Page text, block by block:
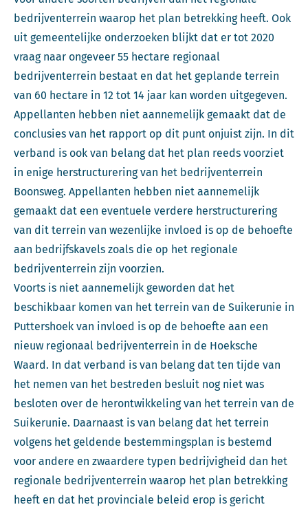
bedrijventerrein waarop het plan betrekking heeft. Ook
uit gemeentelijke onderzoeken blijkt dat er tot 2020
vraag naar ongeveer 55 hectare regionaal
bedrijventerrein bestaat en dat het geplande terrein
van 60 hectare in 12 tot 14 jaar kan worden uitgegeven.
Appellanten hebben niet aannemelijk gemaakt dat de
conclusies van het rapport op dit punt onjuist zijn. In dit
verband is ook van belang dat het plan reeds voorziet
in enige herstructurering van het bedrijventerrein
Boonsweg. Appellanten hebben niet aannemelijk
gemaakt dat een eventuele verdere herstructurering
van dit terrein van wezenlijke invloed is op de behoefte
aan bedrijfskavels zoals die op het regionale
bedrijventerrein zijn voorzien.
Voorts is niet aannemelijk geworden dat het
beschikbaar komen van het terrein van de Suikerunie in
Puttershoek van invloed is op de behoefte aan een
nieuw regionaal bedrijventerrein in de Hoeksche
Waard. In dat verband is van belang dat ten tijde van
het nemen van het bestreden besluit nog niet was
besloten over de herontwikkeling van het terrein van de
Suikerunie. Daarnaast is van belang dat het terrein
volgens het geldende bestemmingsplan is bestemd
voor andere en zwaardere typen bedrijvigheid dan het
regionale bedrijventerrein waarop het plan betrekking
heeft en dat het provinciale beleid erop is gericht